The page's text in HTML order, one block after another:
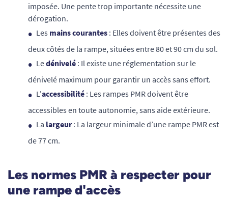
imposée. Une pente trop importante nécessite une
dérogation.
Les mains courantes : Elles doivent être présentes des
deux côtés de la rampe, situées entre 80 et 90 cm du sol.
Ledénivelé : Il existe une réglementation sur le
dénivelé maximum pour garantir un accès sans effort.
L'accessibilité : Les rampes PMR doivent être
accessibles en toute autonomie, sans aide extérieure.
La largeur: La largeur minimale d’une rampe PMR est
de 77 cm.
Les normes PMR à respecter pour
une rampe d'accès